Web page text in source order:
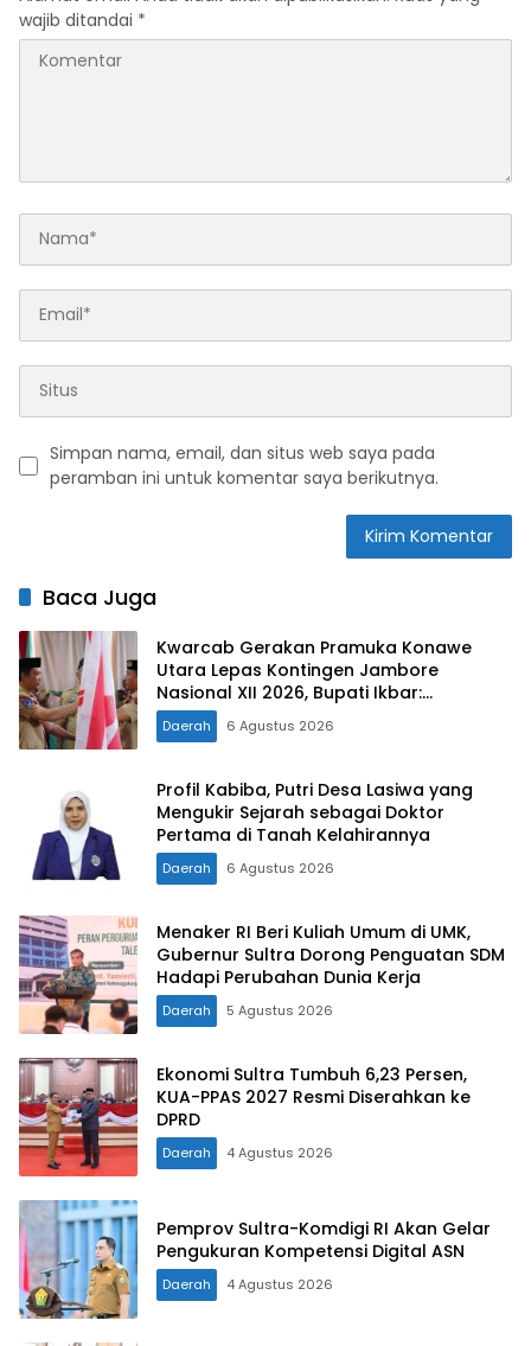
wajib ditandai *
Simpan nama, email, dan situs web saya pada
peramban ini untuk komentar saya berikutnya.
Baca Juga
Kwarcab Gerakan Pramuka Konawe
Utara Lepas Kontingen Jambore
Nasional XII 2026, Bupati Ikbar:
Tunjukkan Karakter Generasi Muda
Konut yang Disiplin dan Berprestasi
Daerah 6 Agustus 2026
Profil Kabiba, Putri Desa Lasiwa yang
Mengukir Sejarah sebagai Doktor
Pertama di Tanah Kelahirannya
Daerah 6 Agustus 2026
Menaker RI Beri Kuliah Umum di UMK,
Gubernur Sultra Dorong Penguatan SDM
Hadapi Perubahan Dunia Kerja
Daerah 5 Agustus 2026
Ekonomi Sultra Tumbuh 6,23 Persen,
KUA-PPAS 2027 Resmi Diserahkan ke
DPRD
Daerah 4 Agustus 2026
Pemprov Sultra-Komdigi RI Akan Gelar
Pengukuran Kompetensi Digital ASN
Daerah 4 Agustus 2026